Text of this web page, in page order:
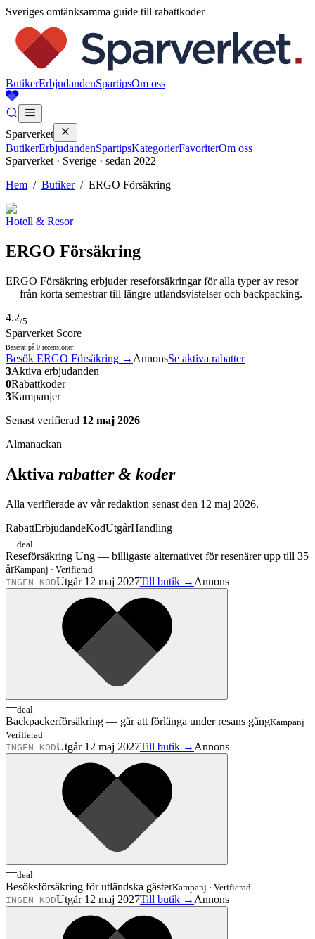
Sveriges omtänksamma guide till rabattkoder
ButikerErbjudandenSpartipsOm oss
Sparverket
ButikerErbjudandenSpartipsKategorierFavoriterOm oss
Sparverket · Sverige · sedan 2022
Hem / Butiker/ ERGO Försäkring
Hotell & Resor
ERGO Försäkring
ERGO Försäkring erbjuder reseförsäkringar för alla typer av resor
— från korta semestrar till längre utlandsvistelser och backpacking.
4.2/5
Sparverket Score
Baserat på 0 recensioner
Besök ERGO Försäkring → AnnonsSe aktiva rabatter
3Aktiva erbjudanden
0Rabattkoder
3Kampanjer
Senast verifierad 12 maj 2026
Almanackan
Aktiva rabatter & koder
Alla verifierade av vår redaktion senast den 12 maj 2026.
RabattErbjudandeKodUtgårHandling
—deal
Reseförsäkring Ung — billigaste alternativet för resenärer upp till 35
årKampanj · Verifierad
INGEN KODUtgår 12 maj 2027Till butik → Annons
—deal
Backpackerförsäkring — går att förlänga under resans gångKampanj ·
Verifierad
INGEN KODUtgår 12 maj 2027Till butik → Annons
—deal
Besöksförsäkring för utländska gästerKampanj · Verifierad
INGEN KODUtgår 12 maj 2027Till butik → Annons